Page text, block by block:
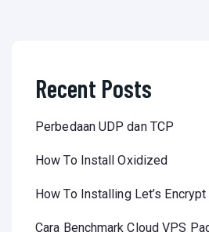
Recent Posts
Perbedaan UDP dan TCP
How To Install Oxidized
How To Installing Let’s
Cara Benchmark Cloud VPS